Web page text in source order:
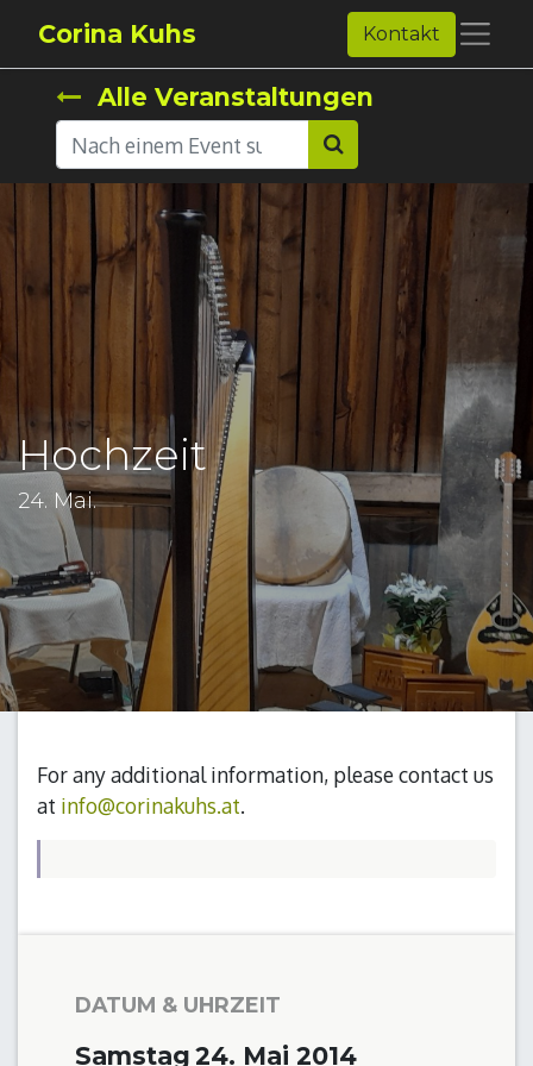
Corina Kuhs Kontakt
Alle Veranstaltungen
Hochzeit
24. Mai.
For any additional information, please contact us
at info@corinakuhs.at.
DATUM & UHRZEIT
Samstag 24. Mai 2014